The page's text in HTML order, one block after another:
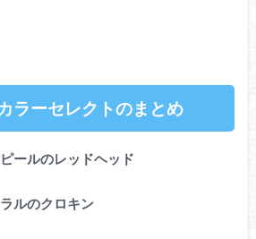
ラーセレクトのまとめ
ールのレッドヘッド
ルのクロキン